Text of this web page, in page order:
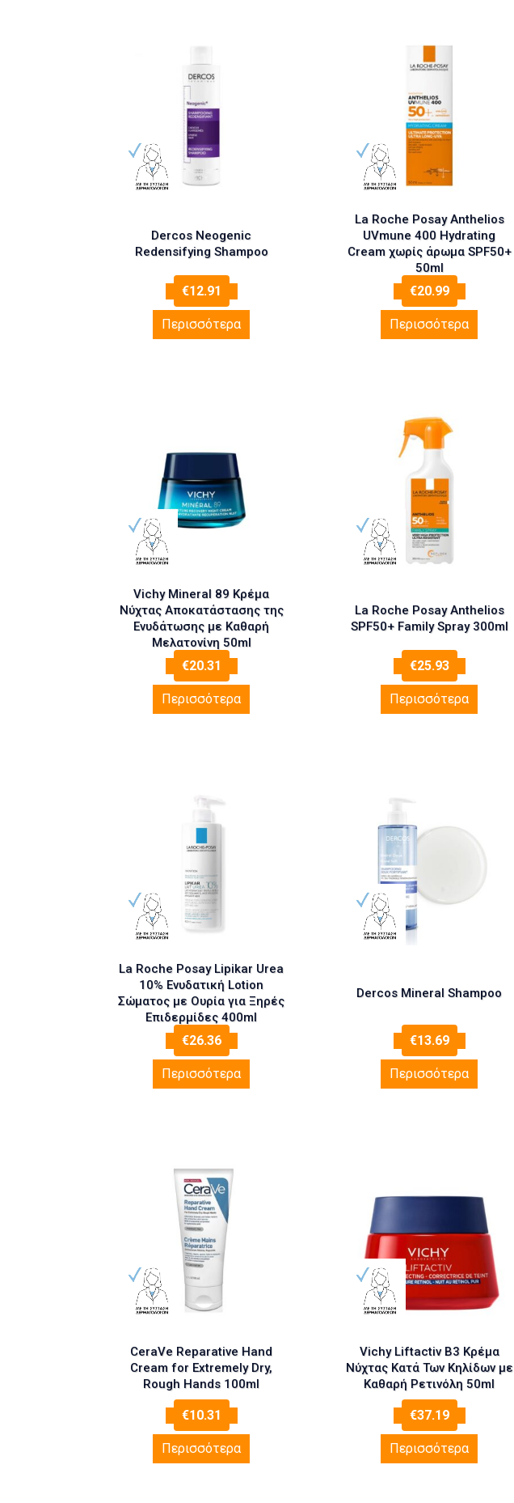
Dercos Neogenic
Redensifying Shampoo
€12.91
Περισσότερα
La Roche Posay Anthelios
UVmune 400 Hydrating
Cream χωρίς άρωμα SPF50+
50ml
€20.99
Περισσότερα
Vichy Mineral 89 Κρέμα
Νύχτας Αποκατάστασης της
Ενυδάτωσης με Καθαρή
Μελατονίνη 50ml
€20.31
Περισσότερα
La Roche Posay Anthelios
SPF50+ Family Spray 300ml
€25.93
Περισσότερα
La Roche Posay Lipikar Urea
10% Ενυδατική Lotion
Σώματος με Ουρία για Ξηρές
Επιδερμίδες 400ml
€26.36
Περισσότερα
Dercos Mineral Shampoo
€13.69
Περισσότερα
CeraVe Reparative Hand
Cream for Extremely Dry,
Rough Hands 100ml
€10.31
Περισσότερα
Vichy Liftactiv B3 Κρέμα
Νύχτας Κατά Των Κηλίδων με
Καθαρή Ρετινόλη 50ml
€37.19
Περισσότερα